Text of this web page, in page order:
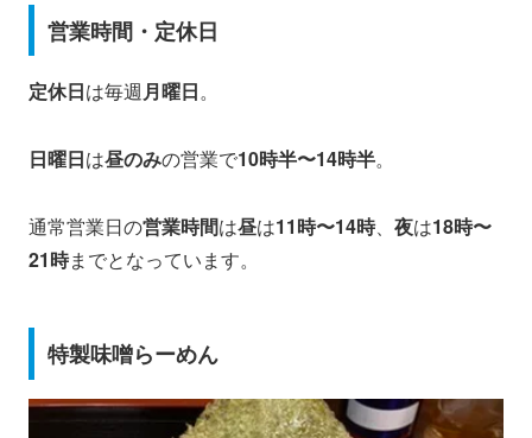
営業時間・定休日
定休日は毎週月曜日。
日曜日は昼のみの営業で10時半〜14時半。
通常営業日の営業時間は昼は11時〜14時、 夜は18時〜
21時までとなっています。
特製味噌らーめん